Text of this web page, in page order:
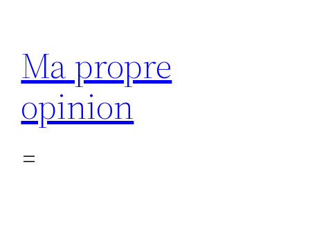
contenu
Ma propre
opinion